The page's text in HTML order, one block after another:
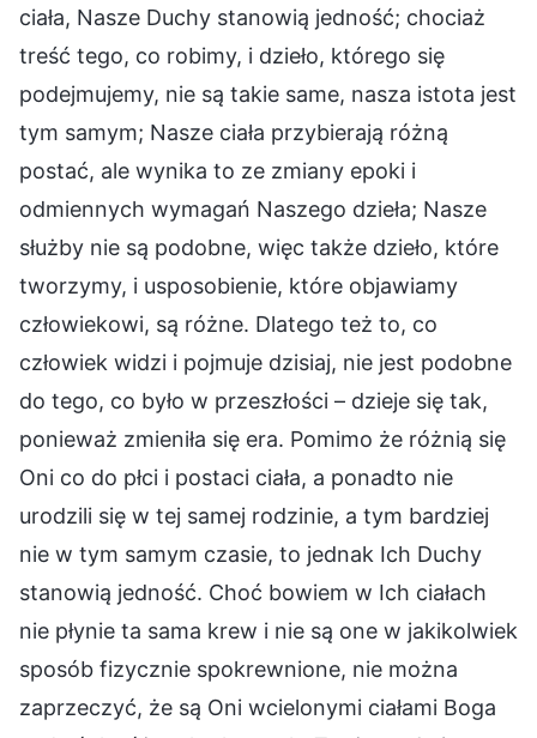
ciała, Nasze Duchy stanowią jedność; chociaż
treść tego, co robimy, i dzieło, którego się
podejmujemy, nie są takie same, nasza istota jest
tym samym; Nasze ciała przybierają różną
postać, ale wynika to ze zmiany epoki i
odmiennych wymagań Naszego dzieła; Nasze
służby nie są podobne, więc także dzieło, które
tworzymy, i usposobienie, które objawiamy
człowiekowi, są różne. Dlatego też to, co
człowiek widzi i pojmuje dzisiaj, nie jest podobne
do tego, co było w przeszłości – dzieje się tak,
ponieważ zmieniła się era. Pomimo że różnią się
Oni co do płci i postaci ciała, a ponadto nie
urodzili się w tej samej rodzinie, a tym bardziej
nie w tym samym czasie, to jednak Ich Duchy
stanowią jedność. Choć bowiem w Ich ciałach
nie płynie ta sama krew i nie są one w jakikolwiek
sposób fizycznie spokrewnione, nie można
zaprzeczyć, że są Oni wcielonymi ciałami Boga